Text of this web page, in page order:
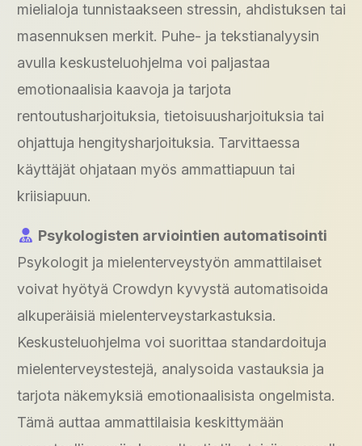
mielialoja tunnistaakseen stressin, ahdistuksen tai
masennuksen merkit. Puhe- ja tekstianalyysin
avulla keskusteluohjelma voi paljastaa
emotionaalisia kaavoja ja tarjota
rentoutusharjoituksia, tietoisuusharjoituksia tai
ohjattuja hengitysharjoituksia. Tarvittaessa
käyttäjät ohjataan myös ammattiapuun tai
kriisiapuun.
Psykologisten arviointien automatisointi
Psykologit ja mielenterveystyön ammattilaiset
voivat hyötyä Crowdyn kyvystä automatisoida
alkuperäisiä mielenterveystarkastuksia.
Keskusteluohjelma voi suorittaa standardoituja
mielenterveystestejä, analysoida vastauksia ja
tarjota näkemyksiä emotionaalisista ongelmista.
Tämä auttaa ammattilaisia keskittymään